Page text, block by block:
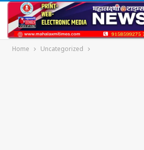
Home Uncategorized